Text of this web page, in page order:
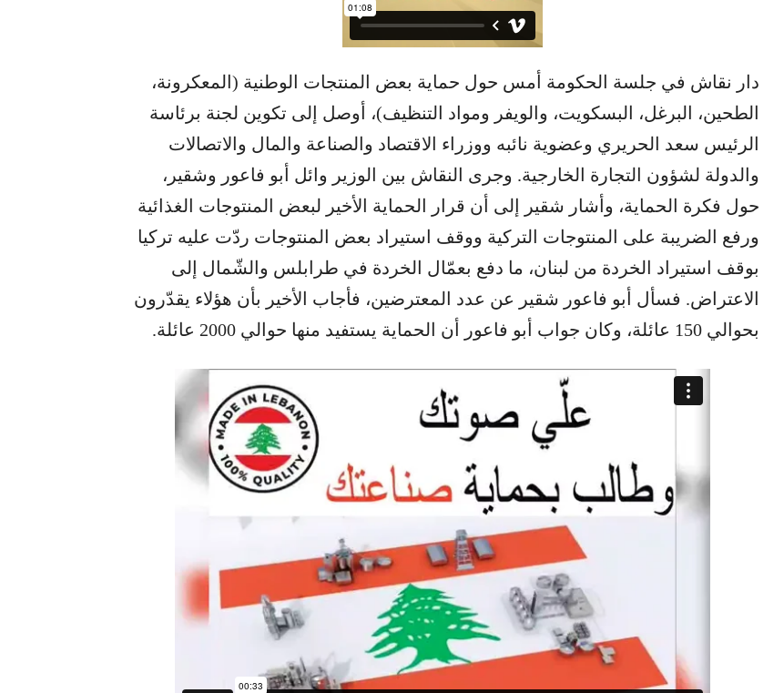
دار نقاش في جلسة الحكومة أمس حول حماية بعض المنتجات الوطنية (المعكرونة،
الطحين، البرغل، البسكويت، والويفر ومواد التنظيف)، أوصل إلى تكوين لجنة برئاسة
الرئيس سعد الحريري وعضوية نائبه ووزراء الاقتصاد والصناعة والمال والاتصالات
والدولة لشؤون التجارة الخارجية. وجرى النقاش بين الوزير وائل أبو فاعور وشقير،
حول فكرة الحماية، وأشار شقير إلى أن قرار الحماية الأخير لبعض المنتوجات الغذائية
ورفع الضريبة على المنتوجات التركية ووقف استيراد بعض المنتوجات ردّت عليه تركيا
بوقف استيراد الخردة من لبنان، ما دفع بعمّال الخردة في طرابلس والشّمال إلى
الاعتراض. فسأل أبو فاعور شقير عن عدد المعترضين، فأجاب الأخير بأن هؤلاء يقدّرون
بحوالي 150 عائلة، وكان جواب أبو فاعور أن الحماية يستفيد منها حوالي 2000 عائلة.